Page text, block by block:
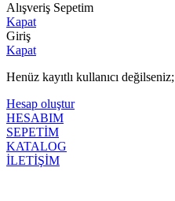
Alışveriş Sepetim
Kapat
Giriş
Kapat
Henüz kayıtlı kullanıcı değilseniz;
Hesap oluştur
HESABIM
SEPETİM
KATALOG
İLETİŞİM